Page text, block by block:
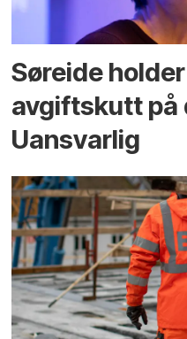
Søreide
avgiftskutt på
Uansvarlig